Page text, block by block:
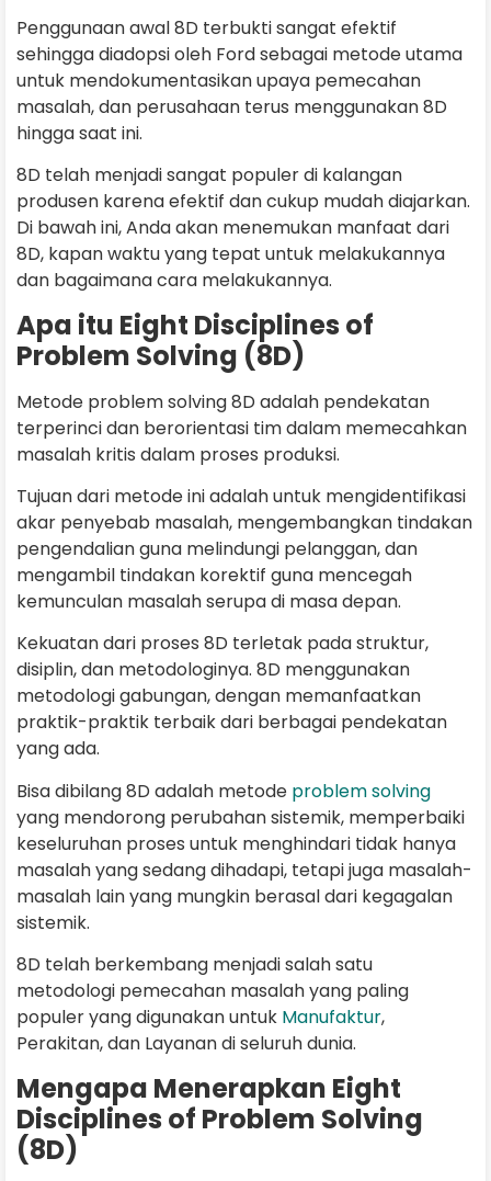
Penggunaan awal 8D terbukti sangat efektif
sehingga diadopsi oleh Ford sebagai metode utama
untuk mendokumentasikan upaya pemecahan
masalah, dan perusahaan terus menggunakan 8D
hingga saat ini.
8D telah menjadi sangat populer di kalangan
produsen karena efektif dan cukup mudah diajarkan.
Di bawah ini, Anda akan menemukan manfaat dari
8D, kapan waktu yang tepat untuk melakukannya
dan bagaimana cara melakukannya.
Apa itu Eight Disciplines of
Problem Solving (8D)
Metode problem solving 8D adalah pendekatan
terperinci dan berorientasi tim dalam memecahkan
masalah kritis dalam proses produksi.
Tujuan dari metode ini adalah untuk mengidentifikasi
akar penyebab masalah, mengembangkan tindakan
pengendalian guna melindungi pelanggan, dan
mengambil tindakan korektif guna mencegah
kemunculan masalah serupa di masa depan.
Kekuatan dari proses 8D terletak pada struktur,
disiplin, dan metodologinya. 8D menggunakan
metodologi gabungan, dengan memanfaatkan
praktik-praktik terbaik dari berbagai pendekatan
yang ada.
Bisa dibilang 8D adalah metode problem solving
yang mendorong perubahan sistemik, memperbaiki
keseluruhan proses untuk menghindari tidak hanya
masalah yang sedang dihadapi, tetapi juga masalah-
masalah lain yang mungkin berasal dari kegagalan
sistemik.
8D telah berkembang menjadi salah satu
metodologi pemecahan masalah yang paling
populer yang digunakan untuk Manufaktur,
Perakitan, dan Layanan di seluruh dunia.
Mengapa Menerapkan Eight
Disciplines of Problem Solving
(8D)